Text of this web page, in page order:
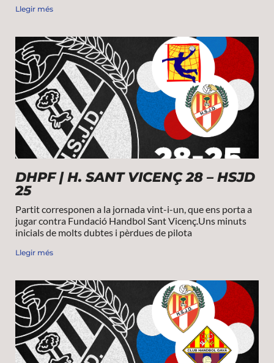
Llegir més
DHPF | H. SANT VICENÇ 28 – HSJD
25
Partit corresponen a la jornada vint-i-un, que ens porta a
jugar contra Fundació Handbol Sant Vicenç.Uns minuts
inicials de molts dubtes i pèrdues de pilota
Llegir més